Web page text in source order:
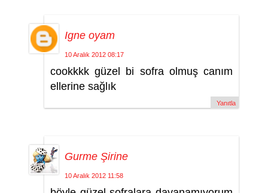
Igne oyam
10 Aralık 2012 08:17
cookkkk güzel bi sofra olmuş canım
ellerine sağlık
Yanıtla
Gurme Şirine
10 Aralık 2012 11:58